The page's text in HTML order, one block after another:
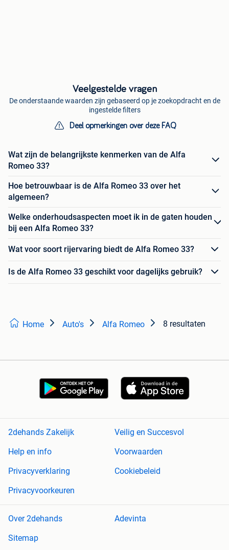
Veelgestelde vragen
De onderstaande waarden zijn gebaseerd op je zoekopdracht en de
ingestelde filters
Deel opmerkingen over deze FAQ
Wat zijn de belangrijkste kenmerken van de Alfa
Romeo 33?
Hoe betrouwbaar is de Alfa Romeo 33 over het
algemeen?
Welke onderhoudsaspecten moet ik in de gaten houden
bij een Alfa Romeo 33?
Wat voor soort rijervaring biedt de Alfa Romeo 33?
Is de Alfa Romeo 33 geschikt voor dagelijks gebruik?
Home Auto's Alfa Romeo 8 resultaten
2dehands Zakelijk
Veilig en Succesvol
Help en info
Voorwaarden
Privacyverklaring
Cookiebeleid
Privacyvoorkeuren
Over 2dehands
Adevinta
Sitemap